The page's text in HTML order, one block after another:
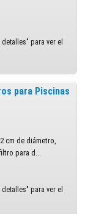
para ver el
para Piscinas
cm de diámetro,
para d...
para ver el